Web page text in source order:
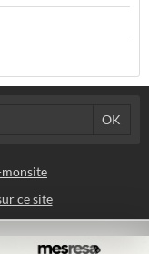
ce site